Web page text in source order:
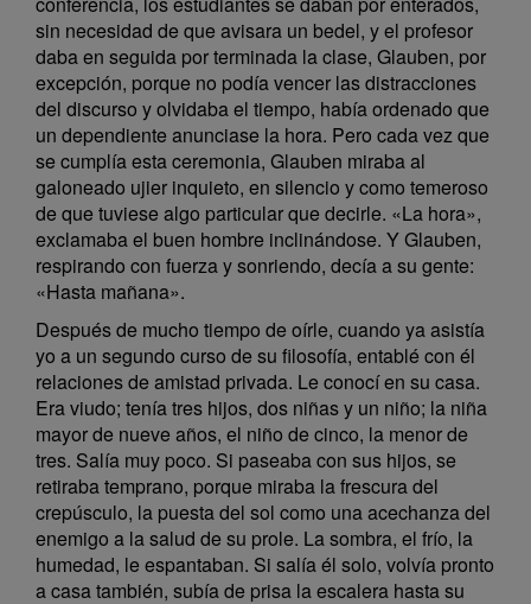
sin necesidad de que avisara un bedel, y el profesor
daba en seguida por terminada la clase, Glauben, por
excepción, porque no podía vencer las distracciones
del discurso y olvidaba el tiempo, había ordenado que
un dependiente anunciase la hora. Pero cada vez que
se cumplía esta ceremonia, Glauben miraba al
galoneado ujier inquieto, en silencio y como temeroso
de que tuviese algo particular que decirle. «La hora»,
exclamaba el buen hombre inclinándose. Y Glauben,
respirando con fuerza y sonriendo, decía a su gente:
«Hasta mañana».
Después de mucho tiempo de oírle, cuando ya asistía
yo a un segundo curso de su filosofía, entablé con él
relaciones de amistad privada. Le conocí en su casa.
Era viudo; tenía tres hijos, dos niñas y un niño; la niña
mayor de nueve años, el niño de cinco, la menor de
tres. Salía muy poco. Si paseaba con sus hijos, se
retiraba temprano, porque miraba la frescura del
crepúsculo, la puesta del sol como una acechanza del
enemigo a la salud de su prole. La sombra, el frío, la
humedad, le espantaban. Si salía él solo, volvía pronto
a casa también, subía de prisa la escalera hasta su